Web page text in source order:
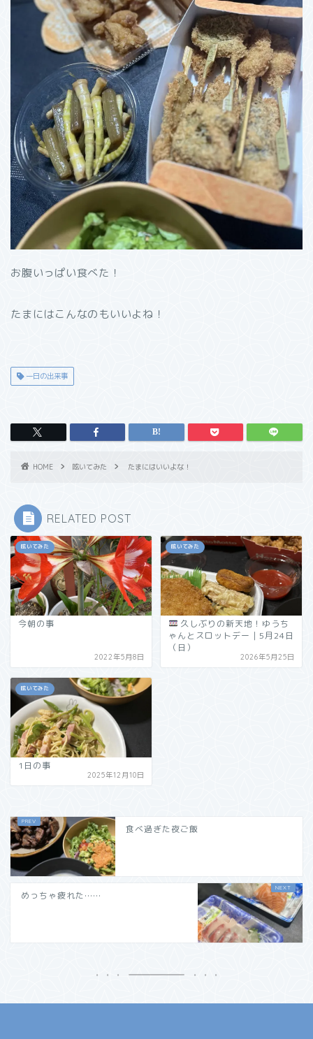
お腹いっぱい食べた！
たまにはこんなのもいいよね！
一日の出来事
HOME 呟いてみた たまにはいいよな！
RELATED POST
呟いてみた
今朝の事
2022年5月8日
呟いてみた
久しぶりの新天地！ゆうち
ゃんとスロットデー｜5月24日
（日）
2026年5月25日
呟いてみた
1日の事
2025年12月10日
食べ過ぎた夜ご飯
めっちゃ疲れた……